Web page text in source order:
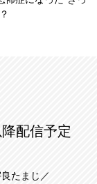
配信予定
たまじ